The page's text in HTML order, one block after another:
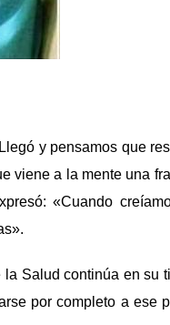
y pensamos que
viene a la mente una
«Cuando
Salud continúa en su
por completo a ese